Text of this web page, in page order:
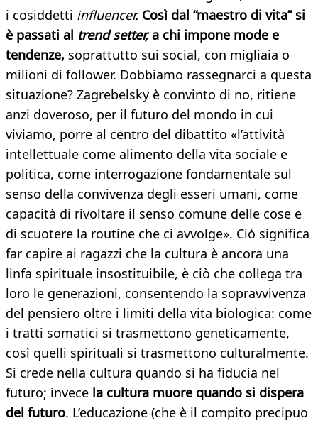
i cosiddetti influencer.Così dal “maestro di vita” si
è passati al trend setter,a chi impone mode e
tendenze, soprattutto sui social, con migliaia o
milioni di follower. Dobbiamo rassegnarci a questa
situazione? Zagrebelsky è convinto di no, ritiene
anzi doveroso, per il futuro del mondo in cui
viviamo, porre al centro del dibattito «l’attività
intellettuale come alimento della vita sociale e
politica, come interrogazione fondamentale sul
senso della convivenza degli esseri umani, come
capacità di rivoltare il senso comune delle cose e
di scuotere la routine che ci avvolge». Ciò significa
far capire ai ragazzi che la cultura è ancora una
linfa spirituale insostituibile, è ciò che collega tra
loro le generazioni, consentendo la sopravvivenza
del pensiero oltre i limiti della vita biologica: come
i tratti somatici si trasmettono geneticamente,
così quelli spirituali si trasmettono culturalmente.
Si crede nella cultura quando si ha fiducia nel
futuro; invece la cultura muore quando si dispera
del futuro. L’educazione (che è il compito precipuo